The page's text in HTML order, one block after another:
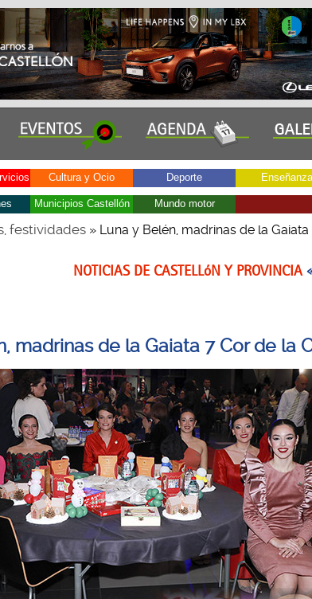
Cultura y Ocio Deporte Enseñanza
Municipios Castellón Mundo motor
festividades» Luna y Belén, madrinas de la Gaiata
NOTICIAS DE CASTELLóN Y PROVINCIA
madrinas de la Gaiata 7 Cor de la